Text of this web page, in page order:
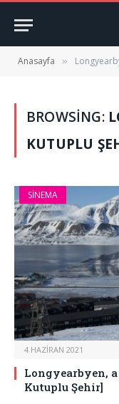
Anasayfa »
BROWSING:
KUTUPLU
SINEMA
4 HAZIRAN 2021
Longyearbyen,
Kutuplu Şehir]